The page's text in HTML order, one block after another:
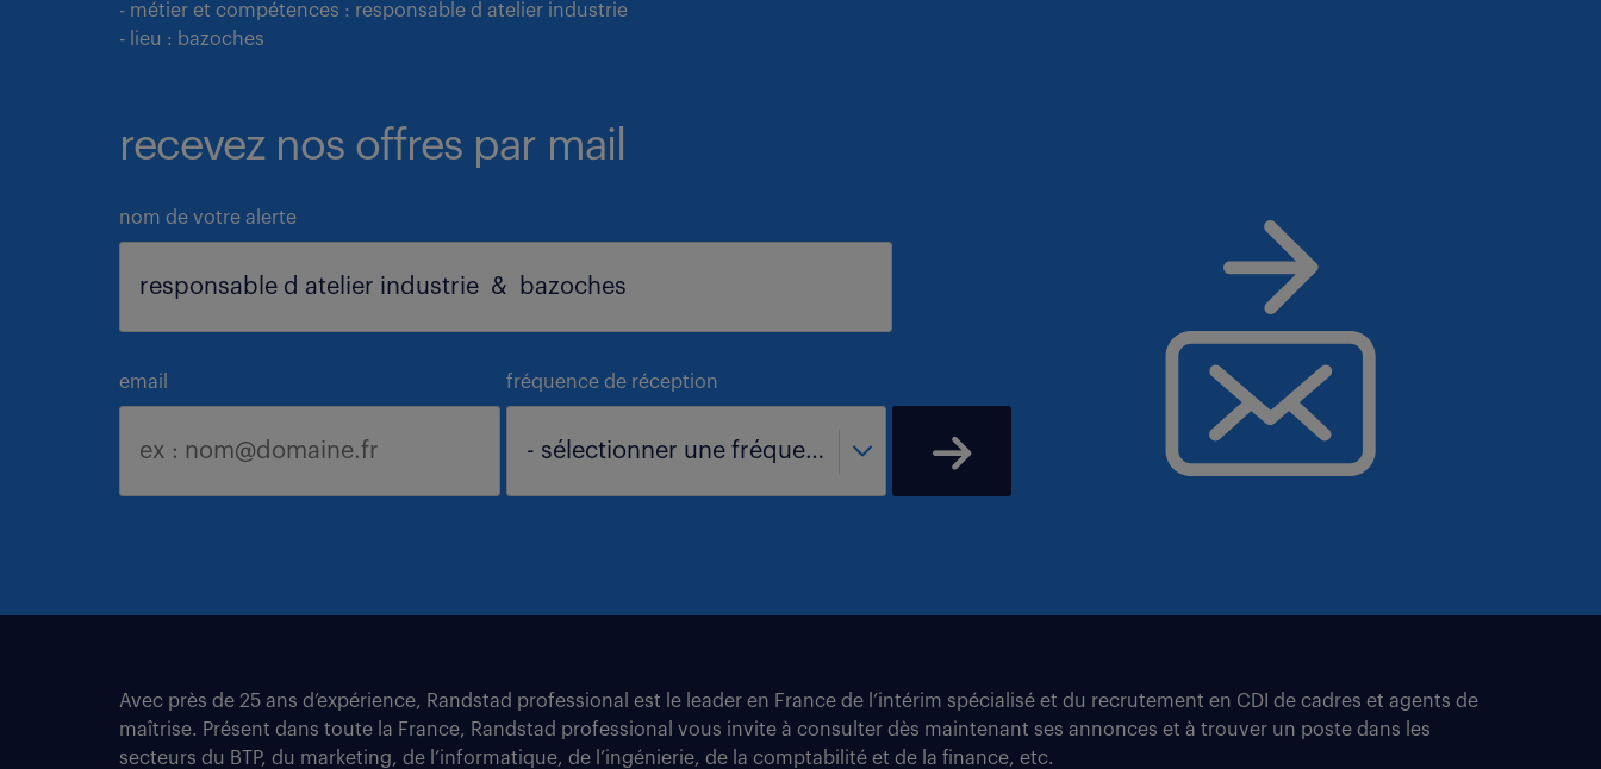
- métier et compétences : responsable d atelier industrie
- lieu : bazoches
recevez nos offres par mail
nom de votre alerte
email fréquence de réception
- sélectionner une fréquence -
Avec près de 25 ans d’expérience, Randstad professional est le leader en France de l’intérim spécialisé et du recrutement en CDI de cadres et agents de
maîtrise. Présent dans toute la France, Randstad professional vous invite à consulter dès maintenant ses annonces et à trouver un poste dans les
secteurs du BTP, du marketing, de l’informatique, de l’ingénierie, de la comptabilité et de la finance, etc.